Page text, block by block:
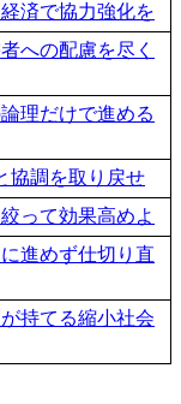
済で協力強化を
への配慮を尽く
理だけで進める
協調を取り戻せ
って効果高めよ
進めず仕切り直
持てる縮小社会